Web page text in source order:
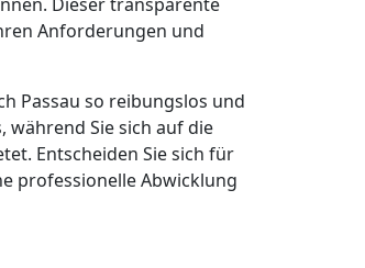
Anforderungen und
Passau so reibungslos und
während Sie sich auf die
Entscheiden Sie sich für
professionelle Abwicklung